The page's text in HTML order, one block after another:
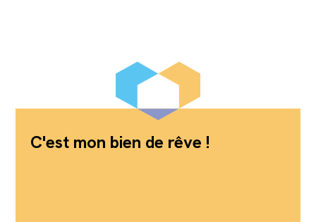
C'est mon bien de rêve !